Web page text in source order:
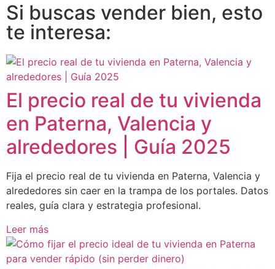
Si buscas vender bien, esto
te interesa:
El precio real de tu vivienda
en Paterna, Valencia y
alrededores | Guía 2025
Fija el precio real de tu vivienda en Paterna, Valencia y
alrededores sin caer en la trampa de los portales. Datos
reales, guía clara y estrategia profesional.
Leer más